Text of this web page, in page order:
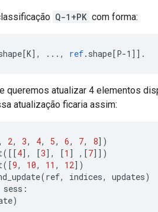
Q-1+PK com forma:
] , ..., ref. shape[P-1 ] ] .
queremos atualizar 4 elementos
atualização ficaria assim:
, 2, 3, 4, 5, 6, 7, 8])
([[4], [3], [1 ] ,[7]])
([9, 10, 11 , 12])
(ref, indices, updates)
sess :
)